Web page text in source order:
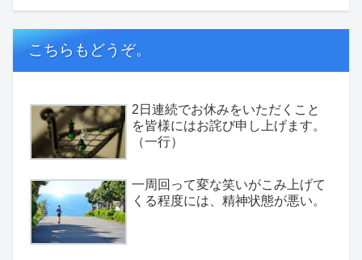
こちらもどうぞ。
2日連続でお休みをいただくこと
を皆様にはお詫び申し上げます。
（一行）
一周回って変な笑いがこみ上げて
くる程度には、精神状態が悪い。